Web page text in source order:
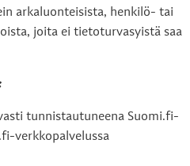
arkaluonteisista, henkilö- tai
joita ei tietoturvasyistä saa
tunnistautuneena Suomi.fi-
verkkopalvelussa